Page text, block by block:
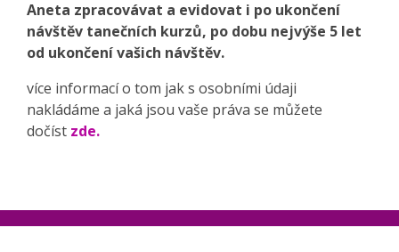
Aneta zpracovávat a evidovat i po ukončení
návštěv tanečních kurzů, po dobu nejvýše 5 let
od ukončení vašich návštěv.
více informací o tom jak s osobními údaji
nakládáme a jaká jsou vaše práva se můžete
dočíst zde.